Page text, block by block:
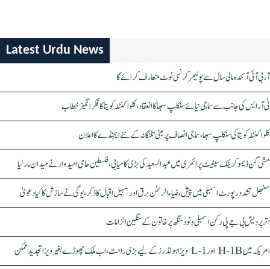
Latest Urdu News
آر بی آئی آئندہ مالی سال سے پولیمر کرنسی نوٹ متعارف کرائے گا
ٹی آر ایس کی جانب سے سماجی نیائے سنکلپ سبھا کا انعقاد، کلواکنٹلہ کویتا کا فکر انگیز خطاب
کلواکنٹلہ کویتا کی سنکلپ سبھا، سماجی انصاف پر مبنی تلنگانہ کے نئے ایجنڈے کا اعلان
مشی گن ڈیموکریٹک سینیٹ پرائمری میں عبدالسعید کی بڑی کامیابی، فلسطین حامی امیدوار نے میدان مار لیا
سنبھل تشدد رپورٹ اسمبلی میں پیش، ضیاء الرحمٰن برق اور سہیل اقبال کا ذکر، یوگی نے سازش کا کیا دعویٰ
اتر پردیش بی جے پی رکن اسمبلی ونود سنگھ پر خاتون کے سنگین الزامات
امریکہ میں H-1B اور L-1 ویزا ہولڈرز کے لیے بڑی راحت، اب ملک چھوڑے بغیر ویزا تجدید ممکن